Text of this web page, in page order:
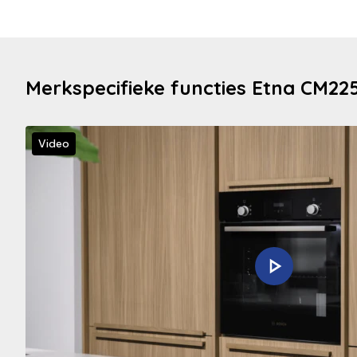
Merkspecifieke functies Etna
Video